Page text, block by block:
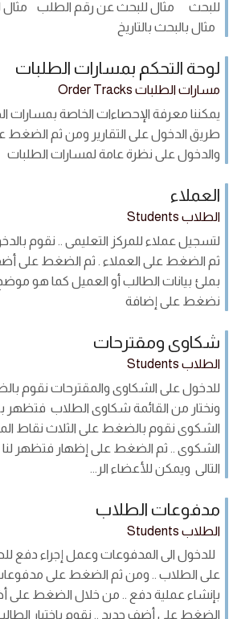
للبحث مثال للبحث عن رقم الطلب مثال
مثال بالبحث بالتاريخ
لوحة التحكم بمسارات الطلبات
مسارات الطلبات Order Tracks
يمكننا معرفة الإحصاءات الخاصة
طريق الدخول على التقارير ومن ثم الضغط
والدخول على نظرة عامة لمسارات الطلبات
العملاء
الطلاب Students
لتسجيل عملاء للمركز التعليمى .. نقوم
ثم الضغط على العملاء . ثم الضغط على
بملئ بيانات الطالب أو العميل كما هو
نضغط على إضافة
شكاوى ومقترحات
الطلاب Students
للدخول على الشكاوى والمقترحات نقوم
ونختار من القائمة شكاوى الطلاب فتظهر
الشكوى نقوم بالضغط على الثلاث نقاط
الشكوى .. ثم الضغط على إظهار فتظهر
التالى ويمكن للأعضاء الر...
مدفوعات الطلاب
الطلاب Students
للدخول الى المدفوعات وعمل إجراء دفع
على الطلاب .. ومن ثم الضغط على
بإنشاء عملية دفع .. من خلال الضغط
الضغط على أضف جديد .. نقوم بإختيار